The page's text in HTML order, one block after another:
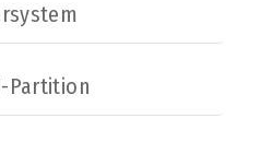
Partition